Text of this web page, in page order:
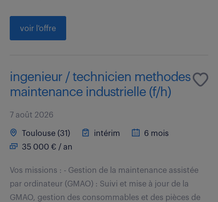
voir l'offre
ingenieur / technicien methodes
maintenance industrielle (f/h)
7 août 2026
Toulouse (31) intérim
6 mois
35 000 € / an
Vos missions : - Gestion de la maintenance assistée
par ordinateur (GMAO) : Suivi et mise à jour de la
GMAO, gestion des consommables et des pièces de